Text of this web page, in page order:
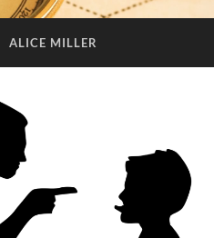
ALICE MILLER